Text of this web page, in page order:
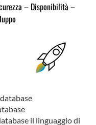
– Disponibilità –
il linguaggio di